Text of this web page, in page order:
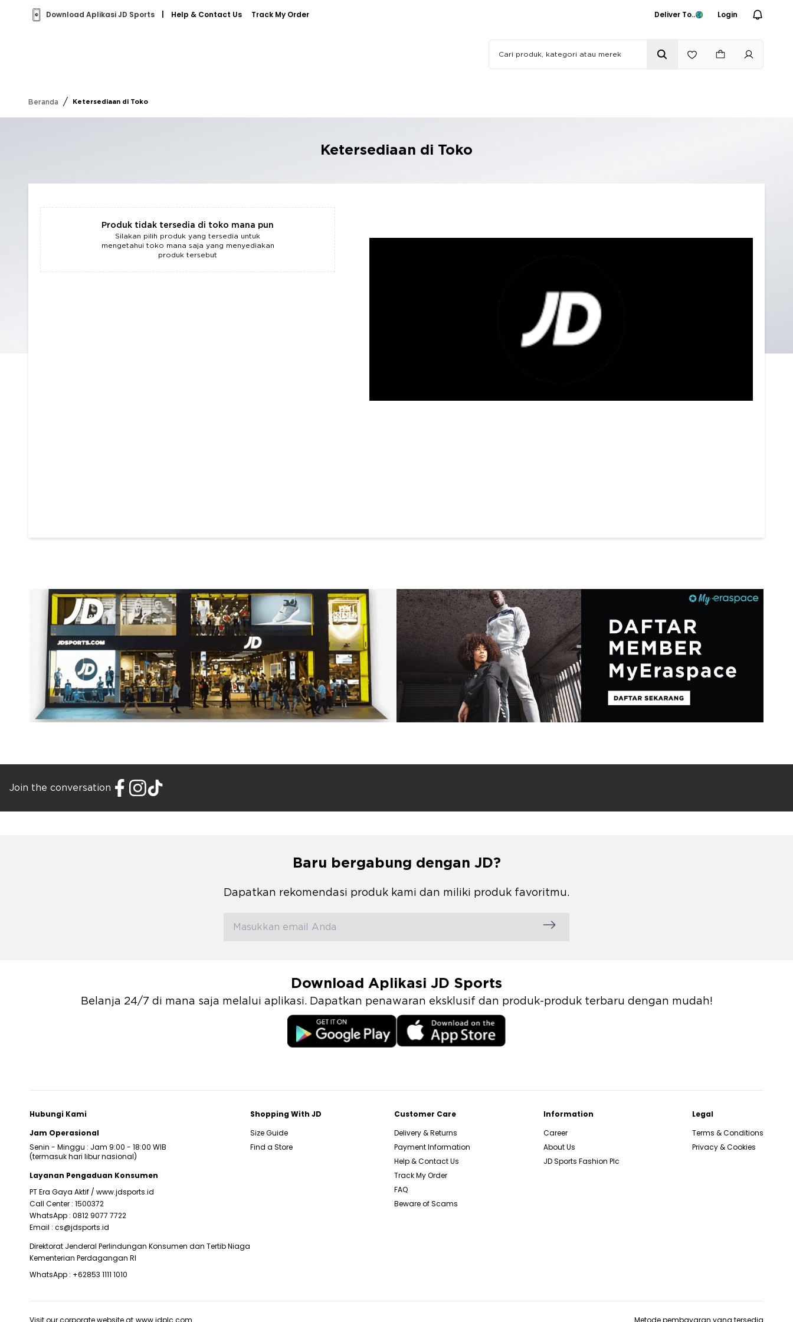
Download Aplikasi JD Sports Help & Contact Us Track My Order Deliver To.. Login
Beranda / Ketersediaan di Toko
Ketersediaan di Toko
Produk tidak tersedia di toko mana pun
Silakan pilih produk yang tersedia untuk
mengetahui toko mana saja yang menyediakan
produk tersebut
Join the conversation
Baru bergabung dengan JD?
Dapatkan rekomendasi produk kami dan miliki produk favoritmu.
Download Aplikasi JD Sports
Belanja 24/7 di mana saja melalui aplikasi. Dapatkan penawaran eksklusif dan produk-produk terbaru dengan mudah!
Hubungi Kami
Jam Operasional
Senin - Minggu : Jam 9:00 - 18:00 WIB
(termasuk hari libur nasional)
Layanan Pengaduan Konsumen
PT Era Gaya Aktif / www.jdsports.id
Call Center : 1500372
WhatsApp : 0812 9077 7722
Email : cs@jdsports.id
Direktorat Jenderal Perlindungan Konsumen dan Tertib Niaga
Kementerian Perdagangan RI
WhatsApp : +62853 1111 1010
Shopping With JD
Size Guide
Find a Store
Customer Care
Delivery & Returns
Payment Information
Help & Contact Us
Track My Order
FAQ
Beware of Scams
Information
Career
About Us
JD Sports Fashion Plc
Legal
Terms & Conditions
Privacy & Cookies
Visit our corporate website at www.jdplc.com Metode pembayaran yang tersedia